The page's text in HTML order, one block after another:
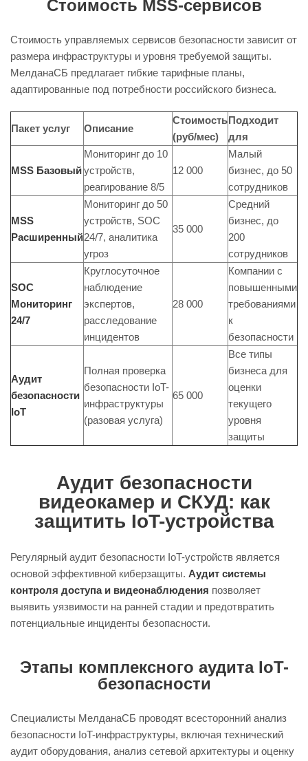
Стоимость MSS-сервисов
Стоимость управляемых сервисов безопасности зависит от
размера инфраструктуры и уровня требуемой защиты.
МелданаСБ предлагает гибкие тарифные планы,
адаптированные под потребности российского бизнеса.
Пакет услуг Описание
Стоимость
(руб/мес)
Подходит
для
MSS Базовый
Мониторинг до 10
устройств,
реагирование 8/5
12 000
Малый
бизнес, до 50
сотрудников
MSS
Расширенный
Мониторинг до 50
устройств, SOC
24/7, аналитика
угроз
35 000
Средний
бизнес, до
200
сотрудников
SOC
Мониторинг
24/7
Круглосуточное
наблюдение
экспертов,
расследование
инцидентов
28 000
Компании с
повышенными
требованиями
к
безопасности
Аудит
безопасности
IoT
Полная проверка
безопасности IoT-
инфраструктуры
(разовая услуга)
65 000
Все типы
бизнеса для
оценки
текущего
уровня
защиты
Аудит безопасности
видеокамер и СКУД: как
защитить IoT-устройства
Регулярный аудит безопасности IoT-устройств является
основой эффективной киберзащиты. Аудит системы
контроля доступа и видеонаблюдения позволяет
выявить уязвимости на ранней стадии и предотвратить
потенциальные инциденты безопасности.
Этапы комплексного аудита IoT-
безопасности
Специалисты МелданаСБ проводят всесторонний анализ
безопасности IoT-инфраструктуры, включая технический
аудит оборудования, анализ сетевой архитектуры и оценку